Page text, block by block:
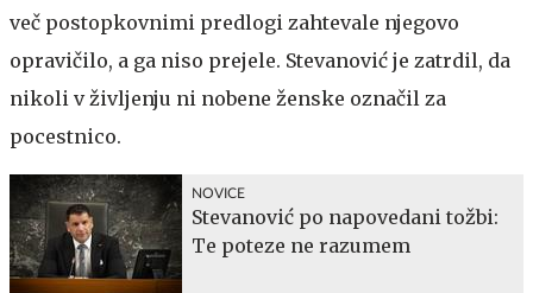
več postopkovnimi predlogi zahtevale njegovo
opravičilo, a ga niso prejele. Stevanović je zatrdil, da
nikoli v življenju ni nobene ženske označil za
pocestnico.
NOVICE
Stevanović po napovedani tožbi:
Te poteze ne razumem